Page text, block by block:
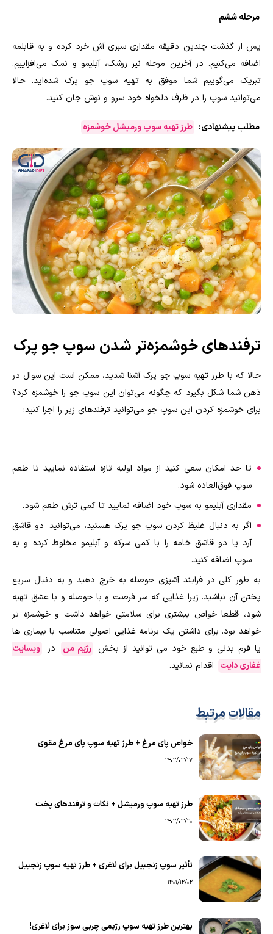
مرحله ششم
پس از گذشت چندین دقیقه مقداری سبزی آش خرد کرده و به قابلمه
اضافه می‌کنیم. در آخرین مرحله نیز زرشک، آبلیمو و نمک می‌افزاییم.
تبریک می‌گوییم شما موفق به تهیه سوپ جو پرک شده‌اید. حالا
می‌توانید سوپ را در ظرف دلخواه خود سرو و نوش جان کنید.
مطلب پیشنهادی: طرز تهیه سوپ ورمیشل خوشمزه
ترفندهای خوشمزه‌تر شدن سوپ جو پرک
حالا که با طرز تهیه سوپ جو پرک آشنا شدید، ممکن است این سوال در
ذهن شما شکل بگیرد که چگونه می‌توان این سوپ جو را خوشمزه کرد؟
برای خوشمزه کردن این سوپ جو می‌توانید ترفندهای زیر را اجرا کنید:
تا حد امکان سعی کنید از مواد اولیه تازه استفاده نمایید تا طعم
سوپ فوق‌العاده شود.
مقداری آبلیمو به سوپ‌ خود اضافه نمایید تا کمی ترش طعم شود.
اگر به دنبال غلیظ کردن سوپ جو پرک هستید، می‌توانید دو قاشق
آرد یا دو قاشق خامه را با کمی سرکه و آبلیمو مخلوط کرده و به
سوپ اضافه کنید.
به طور کلی در فرایند آشپزی حوصله به خرج دهید و به دنبال سریع
پختن آن نباشید.‌ زیرا غذایی که سر فرصت و با حوصله و با عشق تهیه
شود، قطعا خواص بیشتری برای سلامتی خواهد داشت و خوشمزه تر
خواهد بود. برای داشتن یک برنامه غذایی اصولی متناسب با بیماری ها
یا فرم بدنی و طبع خود می توانید از بخش رژیم من در
وبسایت
غفاری دایت اقدام نمائید.
مقالات مرتبط
خواص پای مرغ + طرز تهیه سوپ پای مرغ مقوی
1402/03/17
طرز تهیه سوپ ورمیشل + نکات و ترفندهای پخت
1402/03/20
تأثیر سوپ زنجبیل برای لاغری + طرز تهیه سوپ زنجبیل
1401/12/02
بهترین طرز تهیه سوپ رژیمی چربی سوز برای لاغری!